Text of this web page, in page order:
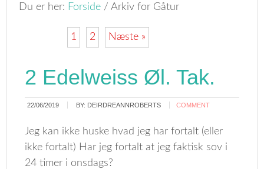
Du er her: Forside / Arkiv for Gåtur
1 2 Næste »
2 Edelweiss Øl. Tak.
22/06/2019 BY: DEIRDREANNROBERTS COMMENT
Jeg kan ikke huske hvad jeg har fortalt (eller
ikke fortalt) Har jeg fortalt at jeg faktisk sov i
24 timer i onsdags?